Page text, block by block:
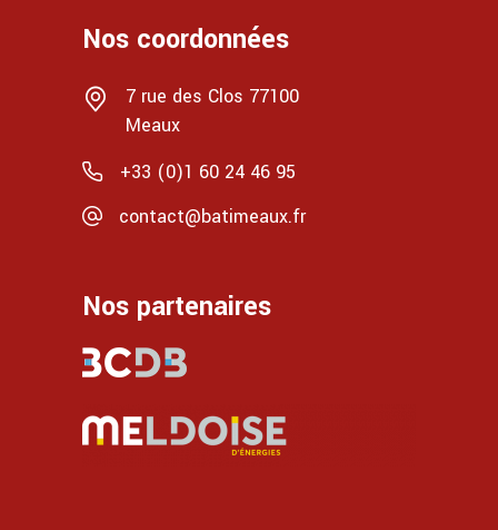
Nos coordonnées
7 rue des Clos 77100
Meaux
+33 (0)1 60 24 46 95
contact@batimeaux.fr
Nos partenaires